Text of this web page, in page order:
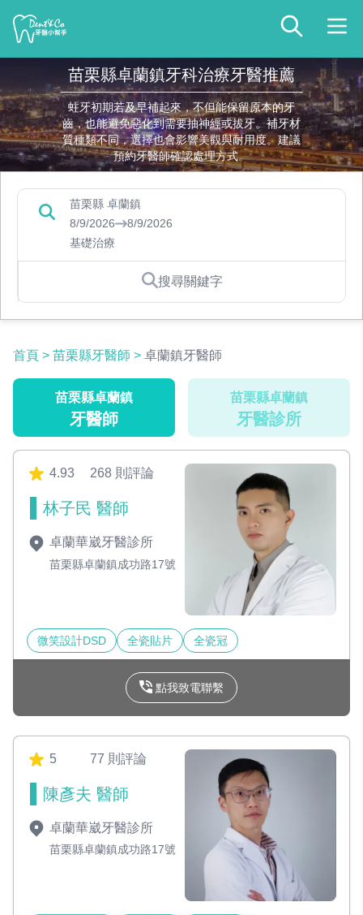
苗栗縣卓蘭鎮牙科治療牙醫推薦
蛀牙初期若及早補起來，不但能保留原本的牙
齒，也能避免惡化到需要抽神經或拔牙。補牙材
質種類不同，選擇也會影響美觀與耐用度。建議
預約牙醫師確認處理方式。
苗栗縣 卓蘭鎮
8/9/2026
8/9/2026
基礎治療
搜尋關鍵字
首頁 > 苗栗縣牙醫師 > 卓蘭鎮牙醫師
苗栗縣卓蘭鎮
牙醫師
苗栗縣卓蘭鎮
牙醫診所
4.93 268 則評論
林子民 醫師
卓蘭華崴牙醫診所
苗栗縣卓蘭鎮成功路17號
微笑設計DSD 全瓷貼片 全瓷冠
點我致電聯繫
5 77 則評論
陳彥夫 醫師
卓蘭華崴牙醫診所
苗栗縣卓蘭鎮成功路17號